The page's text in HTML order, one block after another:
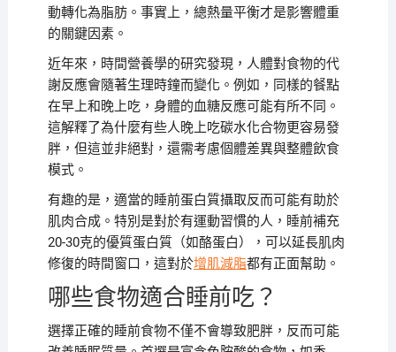
動轉化為脂肪。事實上，總熱量平衡才是影響體重
的關鍵因素。
近年來，時間營養學的研究發現，人體對食物的代
謝反應會隨著生理時鐘而變化。例如，同樣的餐點
在早上和晚上吃，身體的血糖反應可能有所不同。
這解釋了為什麼有些人晚上吃碳水化合物更容易發
胖，但這並非絕對，還需考慮個體差異與整體飲食
模式。
有趣的是，適當的睡前蛋白質攝取反而可能有助於
肌肉合成。特別是對於有運動習慣的人，睡前補充
20-30克的優質蛋白質（如酪蛋白），可以延長肌肉
修復的時間窗口，這對於增肌減脂都有正面幫助。
哪些食物適合睡前吃？
選擇正確的睡前食物不僅不會導致肥胖，反而可能